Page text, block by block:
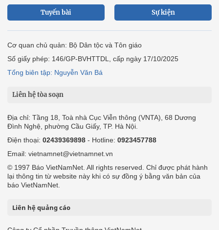
Tuyến bài Sự kiện
Cơ quan chủ quản: Bộ Dân tộc và Tôn giáo
Số giấy phép: 146/GP-BVHTTDL, cấp ngày 17/10/2025
Tổng biên tập: Nguyễn Văn Bá
Liên hệ tòa soạn
Địa chỉ: Tầng 18, Toà nhà Cục Viễn thông (VNTA), 68 Dương
Đình Nghệ, phường Cầu Giấy, TP. Hà Nội.
Điện thoại: 02439369898 - Hotline: 0923457788
Email: vietnamnet@vietnamnet.vn
© 1997 Báo VietNamNet. All rights reserved. Chỉ được phát hành
lại thông tin từ website này khi có sự đồng ý bằng văn bản của
báo VietNamNet.
Liên hệ quảng cáo